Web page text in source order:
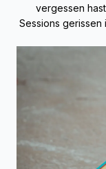
vergessen
Sessions gerissen